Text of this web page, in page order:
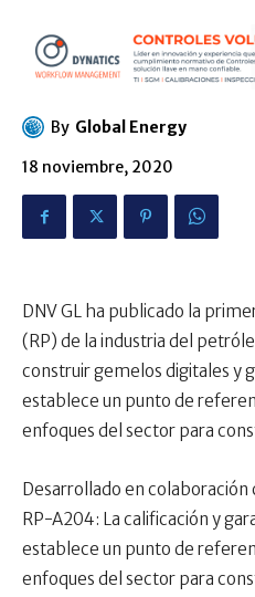
By Global Energy
18 noviembre, 2020
DNV GL ha publicado la
(RP) de la industria del
construir gemelos digitales y
establece un punto de
enfoques del sector para
Desarrollado en
RP-A204: La calificación y
establece un punto de
enfoques del sector para